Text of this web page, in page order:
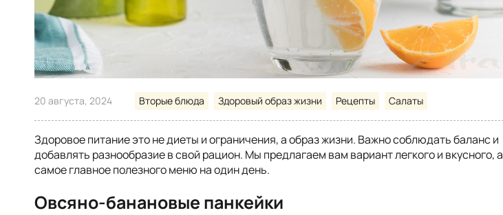
20 августа, 2024 Вторые блюда Здоровый образ жизни Рецепты Салаты
Здоровое питание это не диеты и ограничения, а образ жизни. Важно соблюдать баланс и
добавлять разнообразие в свой рацион. Мы предлагаем вам вариант легкого и вкусного, а
самое главное полезного меню на один день.
Овсяно-банановые панкейки